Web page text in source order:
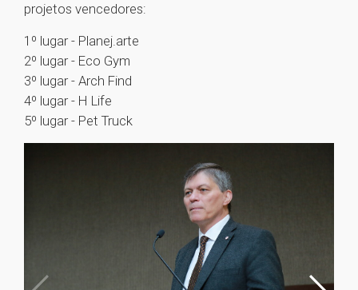
projetos vencedores:
1º lugar - Planej.arte
2º lugar - Eco Gym
3º lugar - Arch Find
4º lugar - H Life
5º lugar - Pet Truck